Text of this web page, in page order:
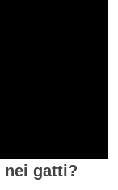
nei gatti?